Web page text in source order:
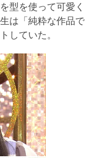
型を使って可愛く
は「純粋な作品で
していた。